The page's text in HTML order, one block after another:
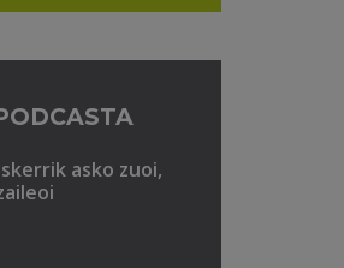
asko zuoi,